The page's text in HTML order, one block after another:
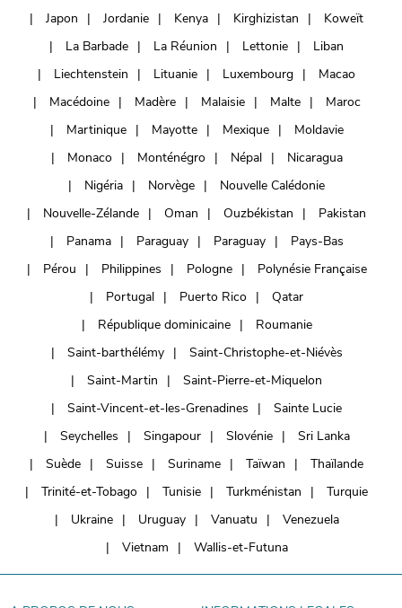
Japon
Jordanie Kenya Kirghizistan
Koweït
La Barbade
La Réunion Lettonie
Liban
Liechtenstein
Lituanie Luxembourg
Macao
Macédoine
Madère Malaisie Malte
Maroc
Martinique
Mayotte Mexique
Moldavie
Monaco
Monténégro Népal
Nicaragua
Nigéria
Norvège
Nouvelle Calédonie
Nouvelle-Zélande
Oman Ouzbékistan
Pakistan
Panama
Paraguay Paraguay
Pays-Bas
Pérou
Philippines Pologne
Polynésie Française
Portugal
Puerto Rico
Qatar
République dominicaine
Roumanie
Saint-barthélémy
Saint-Christophe-et-Niévès
Saint-Martin
Saint-Pierre-et-Miquelon
Saint-Vincent-et-les-Grenadines
Sainte Lucie
Seychelles
Singapour Slovénie
Sri Lanka
Suède
Suisse Suriname Taïwan
Thaïlande
Trinité-et-Tobago
Tunisie Turkménistan
Turquie
Ukraine
Uruguay Vanuatu
Venezuela
Vietnam
Wallis-et-Futuna